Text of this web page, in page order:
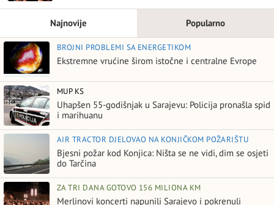
Najnovije Popularno
BROJNI PROBLEMI SA ENERGETIKOM
Ekstremne vrućine širom istočne i centralne Evrope
MUP KS
Uhapšen 55-godišnjak u Sarajevu: Policija pronašla spid
i marihuanu
AIR TRACTOR DJELOVAO NA KONJIČKOM POŽARIŠTU
Bjesni požar kod Konjica: Ništa se ne vidi, dim se osjeti
do Tarčina
ZA TRI DANA GOTOVO 156 MILIONA KM
Merlinovi koncerti napunili Sarajevo i pokrenuli